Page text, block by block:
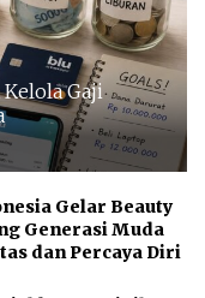
Gaji
Gelar Beauty
Generasi Muda
dan Percaya Diri